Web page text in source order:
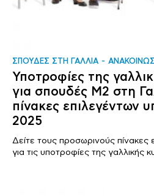
ΣΠΟΥΔΕΣ ΣΤΗ ΓΑΛΛΙΑ
Υποτροφίες της
για σπουδές Μ2 στη
πίνακες επιλεγέντων
2025
Δείτε τους προσωρινούς
για τις υποτροφίες της γαλλικής